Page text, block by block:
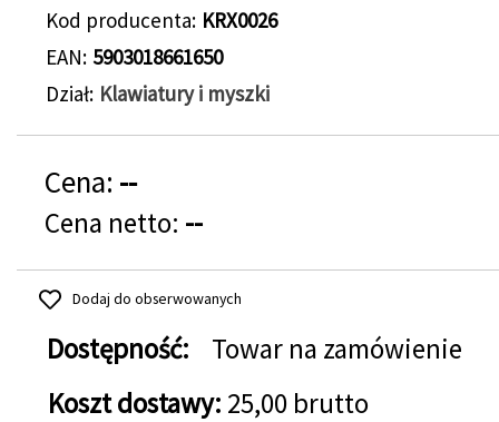
Kod producenta KRX0026
EAN 5903018661650
Dział Klawiatury i myszki
Cena: --
Cena netto: --
Dodaj do obserwowanych
Dostępność:
Towar na zamówienie
Koszt dostawy: 25,00 brutto